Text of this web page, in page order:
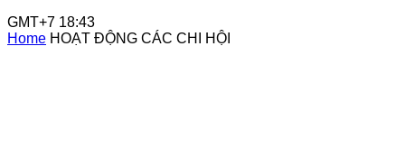
GMT+7 18:43
Home HOẠT ĐỘNG CÁC CHI HỘI